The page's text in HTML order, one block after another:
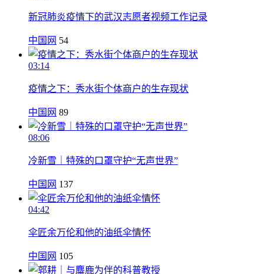
新冠肺炎疫情下的武汉志愿者视频工作记录
中国网 54
03:14
疫情之下：秀水街个体商户的生存现状
中国网 89
08:06
冷新雪｜特殊的口罩守护“无声世界”
中国网 137
04:42
伞匠余万伦和他的油纸伞情怀
中国网 105